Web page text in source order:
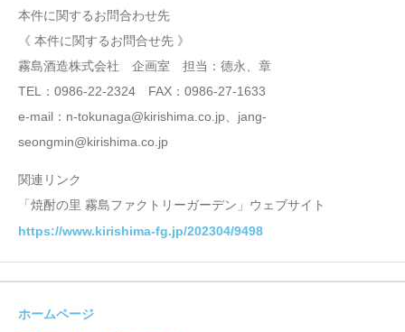
本件に関するお問合わせ先
《 本件に関するお問合せ先 》
霧島酒造株式会社 企画室 担当：德永、章
TEL：0986-22-2324 FAX：0986-27-1633
e-mail：n-tokunaga@kirishima.co.jp、jang-
seongmin@kirishima.co.jp
関連リンク
「焼酎の里 霧島ファクトリーガーデン」ウェブサイト
https://www.kirishima-fg.jp/202304/9498
ホームページ